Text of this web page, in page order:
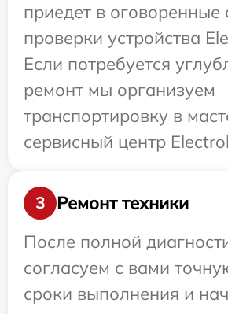
приедет в оговоренные
проверки устройства
Если потребуется
ремонт мы организуем
транспортировку в
сервисный центр
3
Ремонт техники
После полной
согласуем с вами
сроки выполнения и